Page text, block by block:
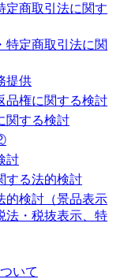
定商取引法に関す
特定商取引法に関
提供
品権に関する検討
関する検討
討
する法的検討
的検討（景品表示
法・税抜表示、特
いて